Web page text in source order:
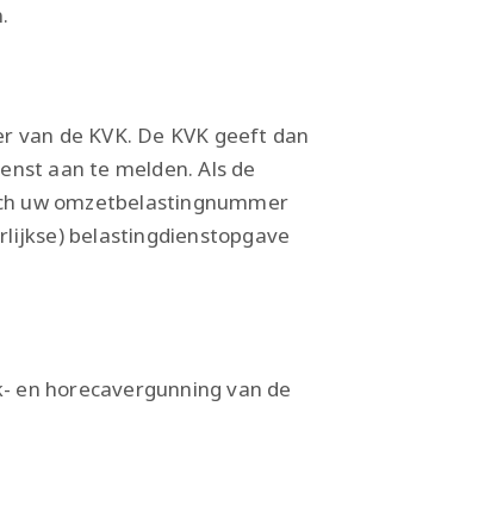
van de KVK. De KVK geeft dan
aan te melden. Als de
uw omzetbelastingnummer
belastingdienstopgave
en horecavergunning van de